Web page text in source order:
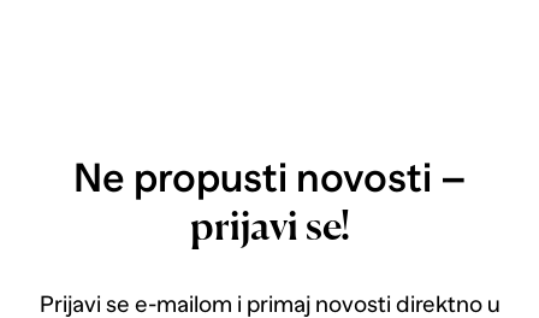
Ne propusti novosti –
prijavi se!
Prijavi se e-mailom i primaj novosti direktno u